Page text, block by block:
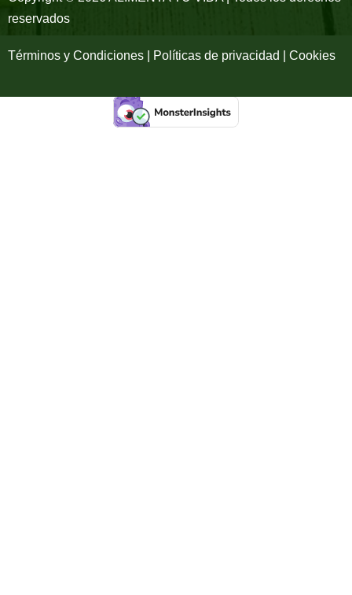
reservados
Términos y Condiciones | Políticas de privacidad | Cookies